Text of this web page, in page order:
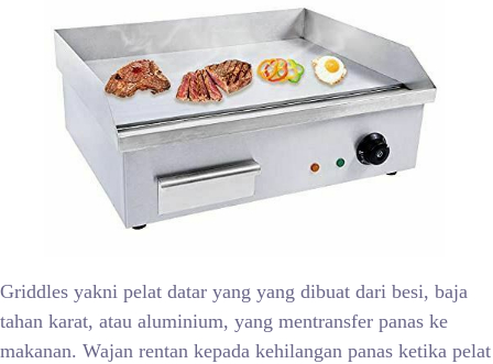
Griddles yakni pelat datar yang yang dibuat dari besi, baja
tahan karat, atau aluminium, yang mentransfer panas ke
makanan. Wajan rentan kepada kehilangan panas ketika pelat